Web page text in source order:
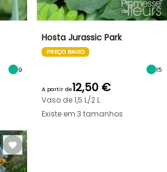
9
Hosta Jurassic Park
PREÇO BAIXO
15
A partir de12,50 €
Vaso de 1,5 L/2 L
Existe em 3 tamanhos